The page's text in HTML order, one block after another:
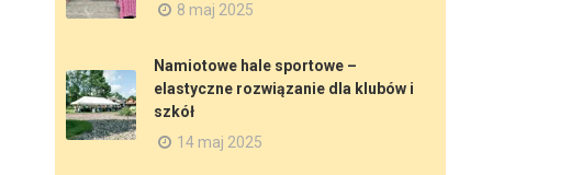
8 maj 2025
Namiotowe hale sportowe –
elastyczne rozwiązanie dla klubów i
szkół
14 maj 2025